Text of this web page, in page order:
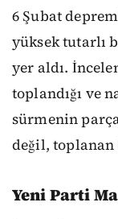
6 Şubat
yüksek tutarlı
yer aldı.
toplandığı ve
sürmenin
değil, toplanan
Yeni Parti